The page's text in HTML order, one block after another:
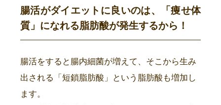
腸活がダイエットに良いのは、「痩せ体
質」になれる脂肪酸が発生するから！
腸活をすると腸内細菌が増えて、そこから生み
出される「短鎖脂肪酸」という脂肪酸も増加し
ます。